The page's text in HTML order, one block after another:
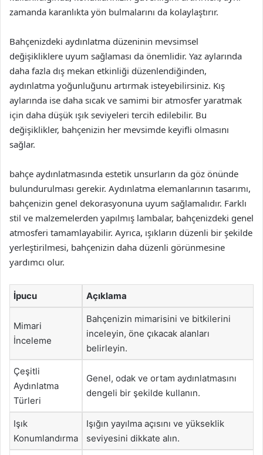
zamanda karanlıkta yön bulmalarını da kolaylaştırır.
Bahçenizdeki aydınlatma düzeninin mevsimsel
değişikliklere uyum sağlaması da önemlidir. Yaz aylarında
daha fazla dış mekan etkinliği düzenlendiğinden,
aydınlatma yoğunluğunu artırmak isteyebilirsiniz. Kış
aylarında ise daha sıcak ve samimi bir atmosfer yaratmak
için daha düşük ışık seviyeleri tercih edilebilir. Bu
değişiklikler, bahçenizin her mevsimde keyifli olmasını
sağlar.
bahçe aydınlatmasında estetik unsurların da göz önünde
bulundurulması gerekir. Aydınlatma elemanlarının tasarımı,
bahçenizin genel dekorasyonuna uyum sağlamalıdır. Farklı
stil ve malzemelerden yapılmış lambalar, bahçenizdeki genel
atmosferi tamamlayabilir. Ayrıca, ışıkların düzenli bir şekilde
yerleştirilmesi, bahçenizin daha düzenli görünmesine
yardımcı olur.
İpucu Açıklama
Mimari
İnceleme
Bahçenizin mimarisini ve bitkilerini
inceleyin, öne çıkacak alanları
belirleyin.
Çeşitli
Aydınlatma
Türleri
Genel, odak ve ortam aydınlatmasını
dengeli bir şekilde kullanın.
Işık
Konumlandırma
Işığın yayılma açısını ve yükseklik
seviyesini dikkate alın.